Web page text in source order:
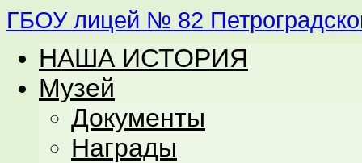
ГБОУ лицей № 82
НАША ИСТОРИЯ
Музей
Документы
Награды